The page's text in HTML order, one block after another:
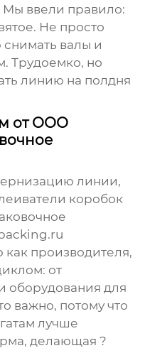
ввели правило:
Не просто
снимать валы и
Трудоемко, но
линию на полдня
от ООО
линии,
коробок
производителя,
от
оборудования для
важно, потому что
лучше
делающая ?